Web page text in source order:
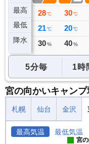
最高
最低
降水
27 ℃
19 ℃
0 ミリ
28 ℃
21 ℃
30 %
30 ℃
20 ℃
40 %
5分毎 1時
宮の向かいキャン
札幌 仙台 金沢
最高気温 最低気温
宮